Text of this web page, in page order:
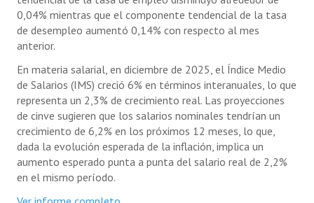
0,04% mientras que el componente tendencial de la tasa
de desempleo aumentó 0,14% con respecto al mes
anterior.
En materia salarial, en diciembre de 2025, el Índice Medio
de Salarios (IMS) creció 6% en términos interanuales, lo que
representa un 2,3% de crecimiento real. Las proyecciones
de cinve sugieren que los salarios nominales tendrían un
crecimiento de 6,2% en los próximos 12 meses, lo que,
dada la evolución esperada de la inflación, implica un
aumento esperado punta a punta del salario real de 2,2%
en el mismo período.